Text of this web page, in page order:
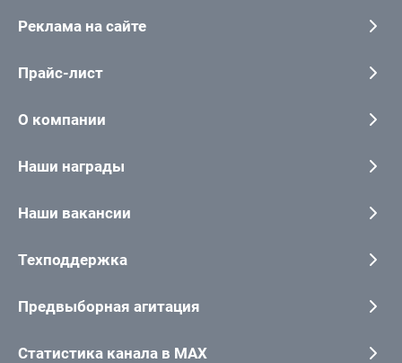
Реклама на сайте
Прайс-лист
О компании
Наши награды
Наши вакансии
Техподдержка
Предвыборная агитация
Статистика канала в MAX